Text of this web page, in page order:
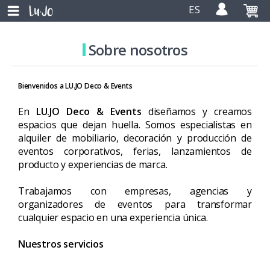
ES
Sobre nosotros
Bienvenidos a LU.JO Deco & Events
En LU.JO Deco & Events diseñamos y creamos
espacios que dejan huella. Somos especialistas en
alquiler de mobiliario, decoración y producción de
eventos corporativos, ferias, lanzamientos de
producto y experiencias de marca.
Trabajamos con empresas, agencias y
organizadores de eventos para transformar
cualquier espacio en una experiencia única.
Nuestros servicios